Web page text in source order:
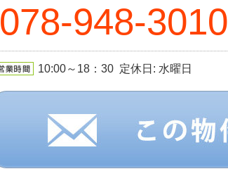
078-948-3010
10:00～18：30 定休日: 水曜日